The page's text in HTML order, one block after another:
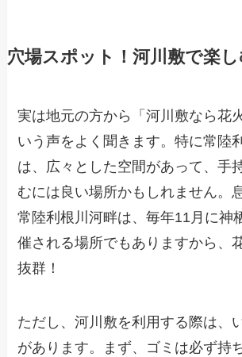
穴場スポット！河川敷で楽
実は地元の方から「河川敷なら花
いう声をよく聞きます。特に常陸
は、広々とした空間があって、手
むには良い場所かもしれません。
常陸利根川河畔は、毎年11月に神
催される場所でもありますから、
抜群！
ただし、河川敷を利用する際は、
があります。まず、ゴミは必ず持